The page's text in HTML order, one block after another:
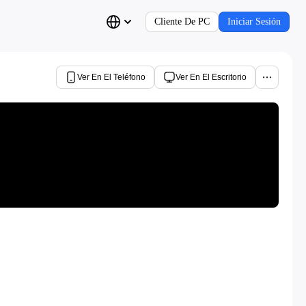
Cliente De PC Iniciar Sesión
Ver En El Teléfono Ver En El Escritorio